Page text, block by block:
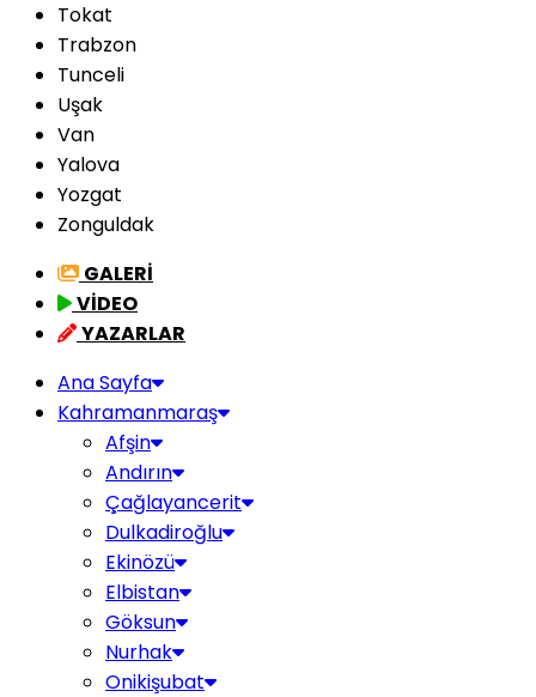
Tokat
Trabzon
Tunceli
Uşak
Van
Yalova
Yozgat
Zonguldak
GALERİ
VİDEO
YAZARLAR
Ana Sayfa
Kahramanmaraş
Afşin
Andırın
Çağlayancerit
Dulkadiroğlu
Ekinözü
Elbistan
Göksun
Nurhak
Onikişubat